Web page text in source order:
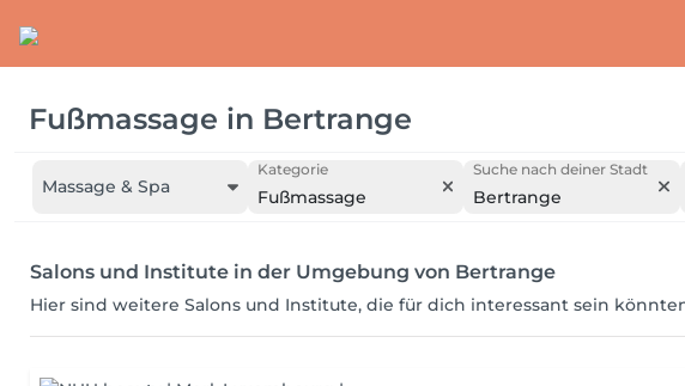
Fußmassage in Bertrange
Massage & Spa
Kategorie
Fußmassage
Suche nach deiner Stadt
Bertrange
Salons und Institute in der Umgebung von Bertrange
Hier sind weitere Salons und Institute, die für dich interessant sein